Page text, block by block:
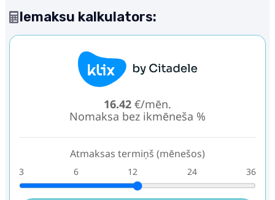
Iemaksu kalkulators:
16.42 €/mēn.
Nomaksa bez ikmēneša %
Atmaksas termiņš (mēnešos)
3 6 12 24 36